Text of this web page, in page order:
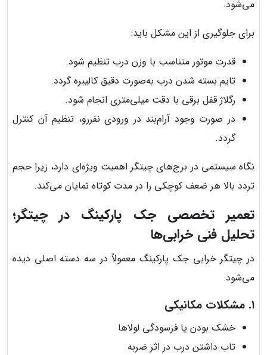
می‌شود.
برای جلوگیری از این مشکل باید:
قدرت موتور متناسب با وزن درب تنظیم شود.
تایم بسته شدن درب به‌صورت دقیق کالیبره گردد.
رگلاژ قفل برقی با دقت میلی‌متری انجام شود.
در صورت وجود آرام‌بند در ورودی نفررو، تنظیم آن کنترل
گردد.
نگاه سیستمی در برج‌های چیتگر اهمیت ویژه‌ای دارد، زیرا حجم
تردد بالا هر ضعف کوچکی را در مدت کوتاه نمایان می‌کند.
تعمیر تخصصی جک پارکینگ در چیتگر؛
تحلیل فنی خرابی‌ها
در چیتگر خرابی جک پارکینگ معمولاً در سه دسته اصلی دیده
می‌شود:
۱. مشکلات مکانیکی
خشک بودن یا فرسودگی لولاها
تاب داشتن درب در اثر ضربه